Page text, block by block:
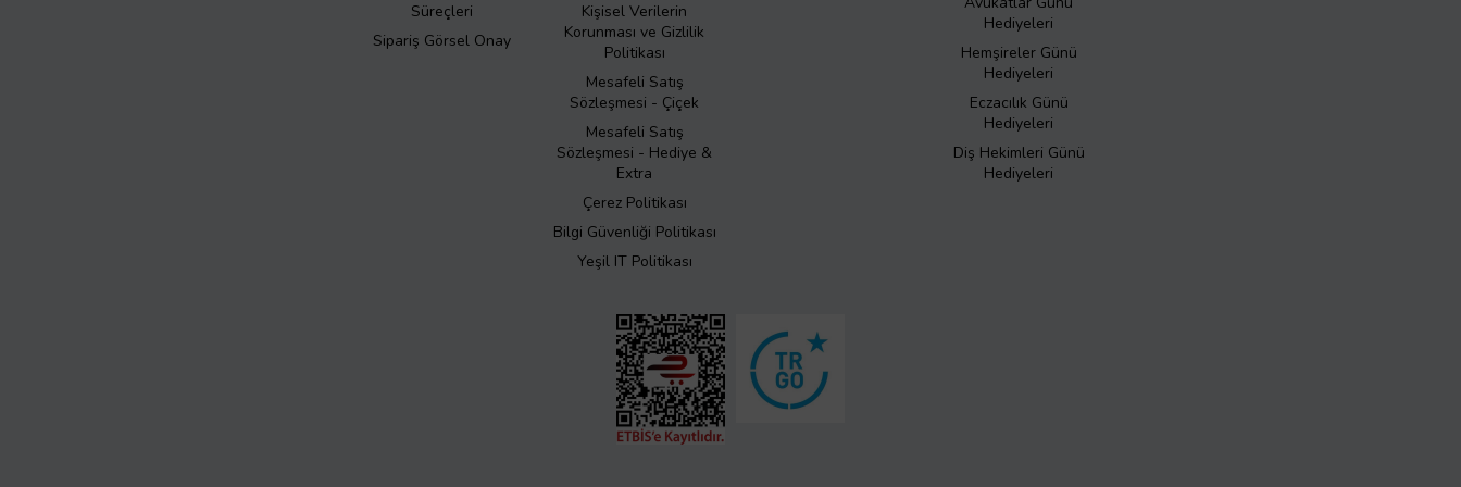
Süreçleri
Sipariş Görsel Onay
Kişisel Verilerin
Korunması ve Gizlilik
Politikası
Mesafeli Satış
Sözleşmesi - Çiçek
Mesafeli Satış
Sözleşmesi - Hediye &
Extra
Çerez Politikası
Bilgi Güvenliği Politikası
Yeşil IT Politikası
Hediyeleri
Hemşireler Günü
Hediyeleri
Eczacılık Günü
Hediyeleri
Diş Hekimleri Günü
Hediyeleri